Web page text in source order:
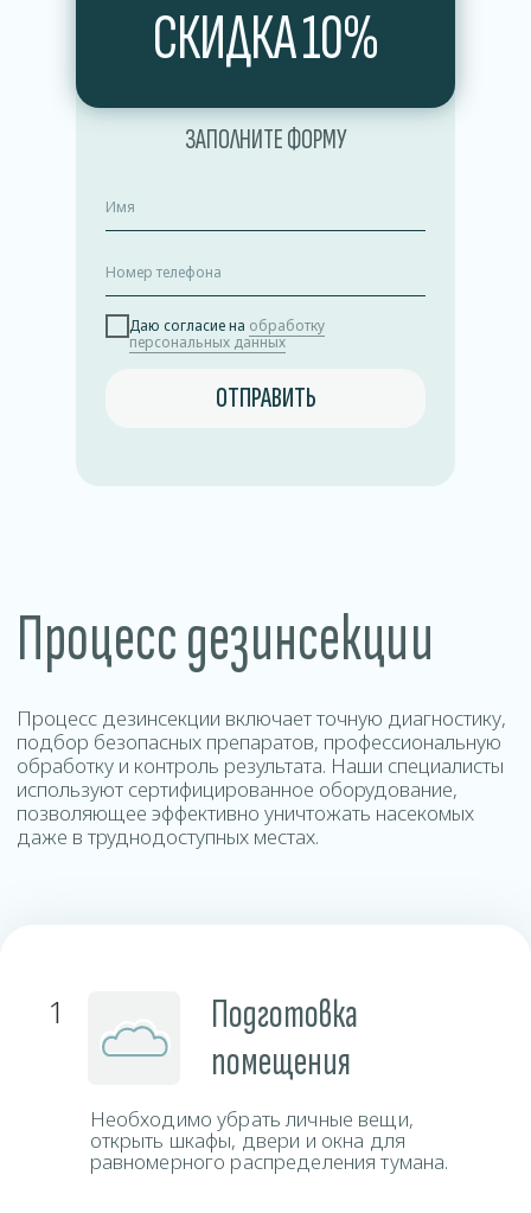
СКИДКА 10%
ЗАПОЛНИТЕ ФОРМУ
Даю согласие на обработку
персональных данных
ОТПРАВИТЬ
и обеспечьте здоровье вашего окружения вместе
с нами. Свяжитесь с нами сегодня, чтобы получить
экспертные услуги по дезинфекции, отвечающие
самым высоким стандартам качества и безопасности.